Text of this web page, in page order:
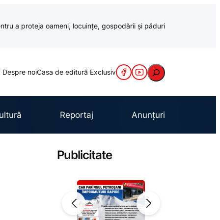
a proteja oameni, locuințe, gospodării și păduri
Despre noiCasa de editură Exclusiv Caută
Reportaj Anunțuri
Publicitate